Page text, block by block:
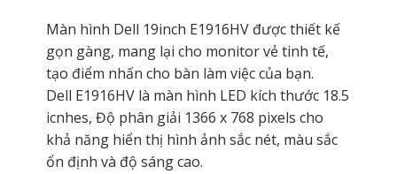
Màn hình Dell 19inch E1916HV được thiết kế
gọn gàng, mang lại cho monitor vẻ tinh tế,
tạo điểm nhấn cho bàn làm việc của bạn.
Dell E1916HV là màn hình LED kích thước 18.5
icnhes, Độ phân giải 1366 x 768 pixels cho
khả năng hiển thị hình ảnh sắc nét, màu sắc
ổn định và độ sáng cao.